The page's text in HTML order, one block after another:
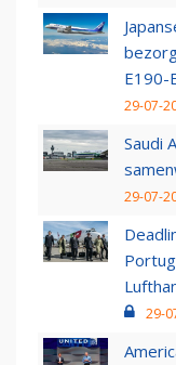
E190-
29-07-
Saudi
29-07-
29-